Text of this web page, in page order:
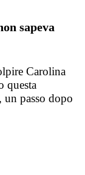
sapeva
Carolina
questa
passo dopo